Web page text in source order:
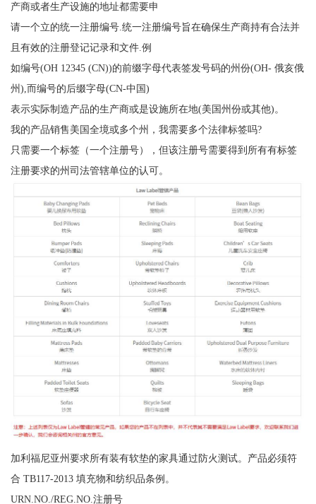
产商或者生产设施的地址都需要申
请一个立的统一注册编号.统一注册编号旨在确保生产商持有合法并
且有效的注册登记记录和文件.例
如编号(OH 12345 (CN))的前缀字母代表签发号码的州份(OH- 俄亥俄
州),而编号的后缀字母(CN-中国)
表示实际制造产品的生产商或是设施所在地(美国州份或其他)。
我的产品销售美国全境或多个州，我需要多个法律标签吗?
只需要一个标签（一个注册号），但该注册号需要得到所有有标签
注册要求的州司法管辖单位的认可。
加利福尼亚州要求所有装有软垫的家具通过防火测试。产品必须符
合 TB117-2013 填充物和纺织品条例。
URN.NO./REG.NO.注册号